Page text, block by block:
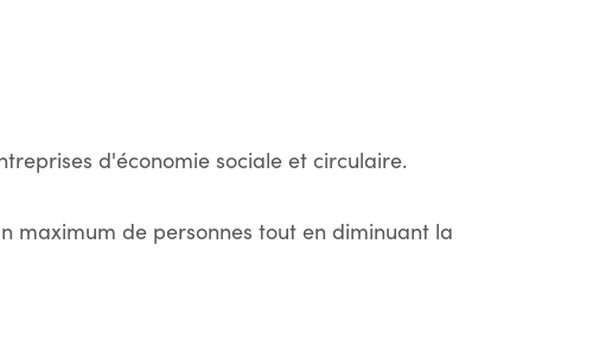
d'économie sociale et circulaire.
maximum de personnes tout en diminuant la